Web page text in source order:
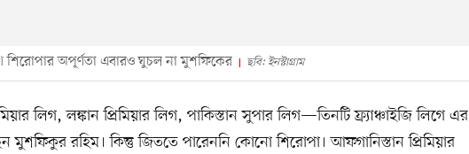
শিরোপার অপূর্ণতা এবারও ঘুচল না মুশফিকের ছবি: ইনস্টাগ্রাম
লিগ, লঙ্কান প্রিমিয়ার লিগ, পাকিস্তান সুপার লিগ—তিনটি ফ্র্যাঞ্চাইজি লিগে এর
রহিম। কিন্তু জিততে পারেননি কোনো শিরোপা। আফগানিস্তান প্রিমিয়ার